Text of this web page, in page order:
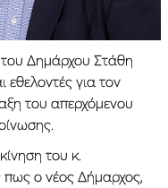
Δημάρχου Στάθη
για τον
του απερχόμενου
του κ.
πως ο νέος Δήμαρχος,